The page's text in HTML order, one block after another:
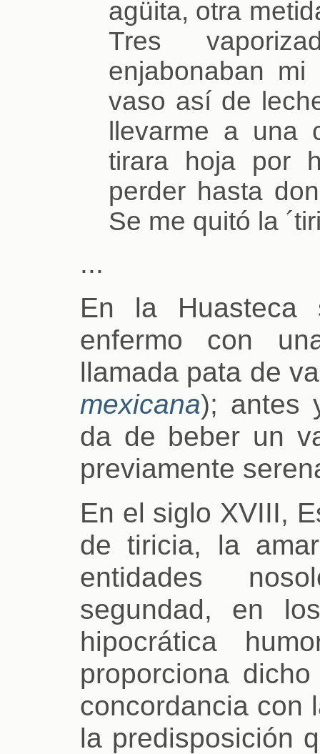
agüita, otra
Tres
enjabonaban
vaso así de
llevarme a una
tirara hoja por
perder hasta
Se me quitó la
...
En la Huasteca
enfermo con
llamada pata de
mexicana); antes
da de beber un
previamente
En el siglo XVIII,
de tiricia, la
entidades
segundad, en
hipocrática
proporciona
concordancia con
la predisposición